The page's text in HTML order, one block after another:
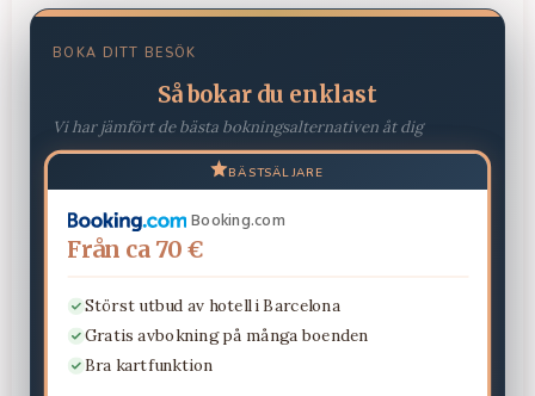
BOKA DITT BESÖK
Så bokar du enklast
Vi har jämfört de bästa bokningsalternativen åt dig
BÄSTSÄLJARE
Booking.com
Från ca 70 €
Störst utbud av hotell i Barcelona
Gratis avbokning på många boenden
Bra kartfunktion